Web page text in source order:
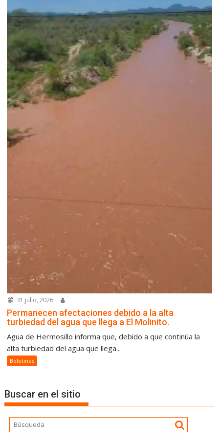
31 julio, 2026
Permanecen afectaciones debido a la alta
turbiedad del agua que llega a El Molinito.
Agua de Hermosillo informa que, debido a que continúa la
alta turbiedad del agua que llega...
Boletines
Buscar en el sitio